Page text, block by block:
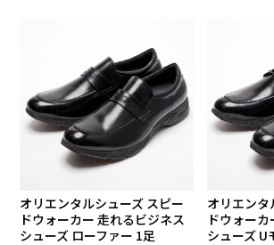
オリエンタルシューズ スピー
ドウォーカー 走れるビジネス
シューズ ローファー 1足
オリエンタ
ドウォー
シューズ U